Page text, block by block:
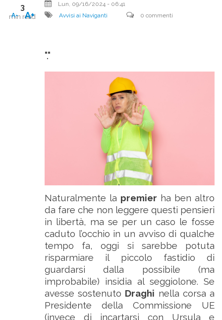
3
min read
A- A+
Lun, 09/16/2024 - 06:41
Avvisi ai Naviganti
0 commenti
"."
Naturalmente la premier ha ben altro
da fare che non leggere questi pensieri
in libertà, ma se per un caso le fosse
caduto l’occhio in un avviso di qualche
tempo fa, oggi si sarebbe potuta
risparmiare il piccolo fastidio di
guardarsi dalla possibile (ma
improbabile) insidia al seggiolone. Se
avesse sostenuto Draghi nella corsa a
Presidente della Commissione UE
(invece di incartarsi con Ursula e